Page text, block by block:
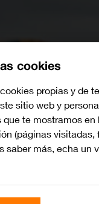
cookies
propias y de
sitio web y
que te mostramos
(páginas
saber más, echa un